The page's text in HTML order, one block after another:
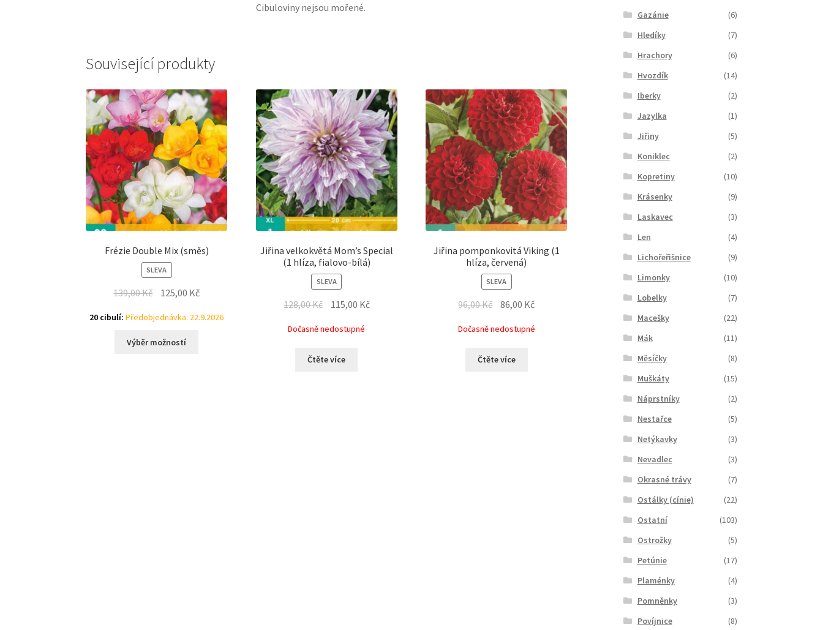
Cibuloviny nejsou mořené.
Související produkty
Frézie Double Mix (směs)
SLEVA
139,00Kč 125,00 Kč
20 cibulí: Předobjednávka: 22.9.2026
Výběr možností
Jiřina velkokvětá Mom’s Special
(1 hlíza, fialovo-bílá)
SLEVA
128,00Kč 115,00 Kč
Dočasně nedostupné
Čtěte více
Jiřina pomponkovitá Viking (1
hlíza, červená)
SLEVA
96,00Kč 86,00 Kč
Dočasně nedostupné
Čtěte více
Gazánie
(6)
Hledíky
(7)
Hrachory
(6)
Hvozdík
(14)
Iberky
(2)
Jazylka
(1)
Jiřiny
(5)
Koniklec
(2)
Kopretiny
(10)
Krásenky
(9)
Laskavec
(3)
Len
(4)
Lichořeřišnice
(9)
Limonky
(10)
Lobelky
(7)
Macešky
(22)
Mák
(11)
Měsíčky
(8)
Muškáty
(15)
Náprstníky
(2)
Nestařce
(5)
Netýkavky
(3)
Nevadlec
(3)
Okrasné trávy
(7)
Ostálky (cínie)
(22)
Ostatní
(103)
Ostrožky
(5)
Petúnie
(17)
Plaménky
(4)
Pomněnky
(3)
Povíjnice
(8)